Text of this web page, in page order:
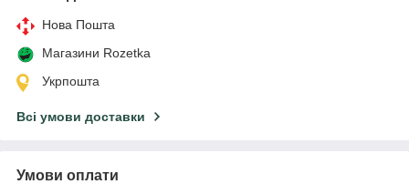
Нова Пошта
Магазини Rozetka
Укрпошта
Всі умови доставки
Умови оплати